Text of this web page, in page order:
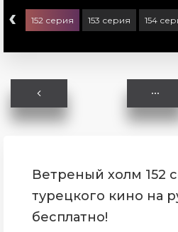
‹ 152 серия 153 серия 154
Ветреный холм 152
турецкого кино на
бесплатно!